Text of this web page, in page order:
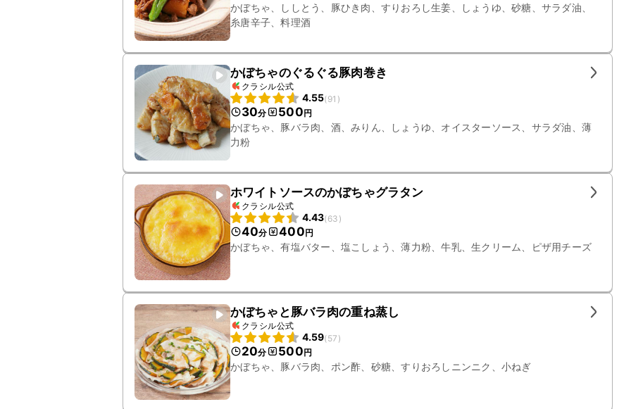
かぼちゃ、ししとう、豚ひき肉、すりおろし生姜、しょうゆ、砂糖、サラダ油、
糸唐辛子、料理酒
かぼちゃのぐるぐる豚肉巻き
クラシル公式
4.55(91 )
30分 500円
かぼちゃ、豚バラ肉、酒、みりん、しょうゆ、オイスターソース、サラダ油、薄
力粉
ホワイトソースのかぼちゃグラタン
クラシル公式
4.43(63 )
40分 400円
かぼちゃ、有塩バター、塩こしょう、薄力粉、牛乳、生クリーム、ピザ用チーズ
かぼちゃと豚バラ肉の重ね蒸し
クラシル公式
4.59(57 )
20分 500円
かぼちゃ、豚バラ肉、ポン酢、砂糖、すりおろしニンニク、小ねぎ